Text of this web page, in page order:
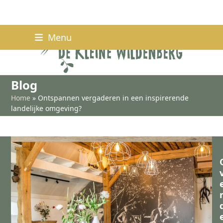
Menu
Blog
Home » Ontspannen vergaderen in een inspirerende
landelijke omgeving?
r